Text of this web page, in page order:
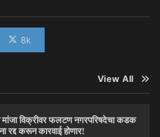
8k
View All
मांजा विक्रीवर फलटण नगरपरिषदेचा कडक
रद्द करून कारवाई होणार!